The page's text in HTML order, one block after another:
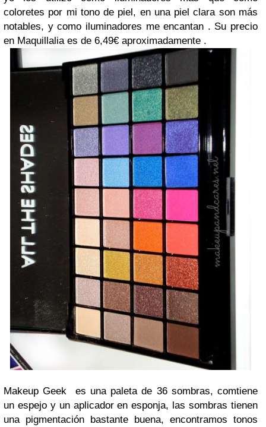
coloretes por mi tono de piel, en una piel clara son más
notables, y como iluminadores me encantan . Su precio
en Maquillalia es de 6,49€ aproximadamente .
Makeup Geek es una paleta de 36 sombras, comtiene
un espejo y un aplicador en esponja, las sombras tienen
una pigmentación bastante buena, encontramos tonos